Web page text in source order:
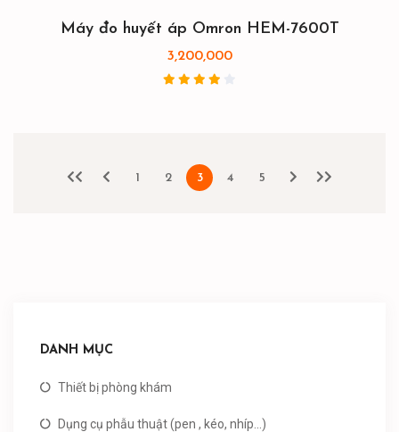
DANH MỤC
Thiết bị phòng khám
Dụng cụ phẫu thuật (pen , kéo, nhíp...)
Máy đo huyết áp Omron HEM-7600T
3,200,000
1 2 3 4 5